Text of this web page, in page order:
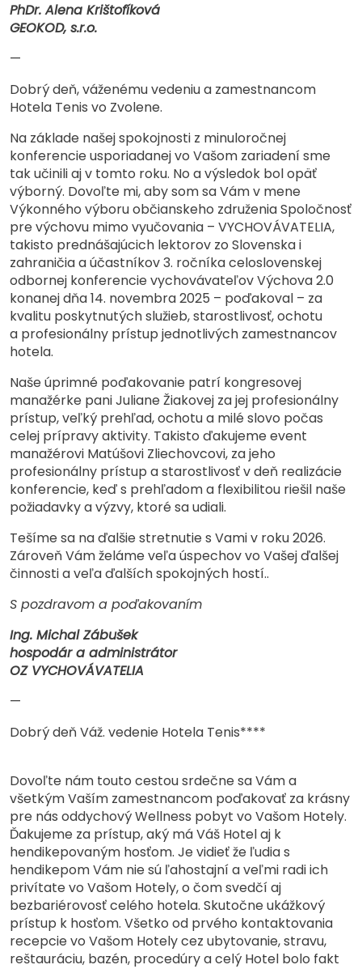
PhDr. Alena Krištofíková
GEOKOD, s.r.o.
—
Dobrý deň, váženému vedeniu a zamestnancom
Hotela Tenis vo Zvolene.
Na základe našej spokojnosti z minuloročnej
konferencie usporiadanej vo Vašom zariadení sme
tak učinili aj v tomto roku. No a výsledok bol opäť
výborný. Dovoľte mi, aby som sa Vám v mene
Výkonného výboru občianskeho združenia Spoločnosť
pre výchovu mimo vyučovania – VYCHOVÁVATELIA,
takisto prednášajúcich lektorov zo Slovenska i
zahraničia a účastníkov 3. ročníka celoslovenskej
odbornej konferencie vychovávateľov Výchova 2.0
konanej dňa 14. novembra 2025 – poďakoval – za
kvalitu poskytnutých služieb, starostlivosť, ochotu
a profesionálny prístup jednotlivých zamestnancov
hotela.
Naše úprimné poďakovanie patrí kongresovej
manažérke pani Juliane Žiakovej za jej profesionálny
prístup, veľký prehľad, ochotu a milé slovo počas
celej prípravy aktivity. Takisto ďakujeme event
manažérovi Matúšovi Zliechovcovi, za jeho
profesionálny prístup a starostlivosť v deň realizácie
konferencie, keď s prehľadom a flexibilitou riešil naše
požiadavky a výzvy, ktoré sa udiali.
Tešíme sa na ďalšie stretnutie s Vami v roku 2026.
Zároveň Vám želáme veľa úspechov vo Vašej ďalšej
činnosti a veľa ďalších spokojných hostí..
S pozdravom a poďakovaním
Ing. Michal Zábušek
hospodár a administrátor
OZ VYCHOVÁVATELIA
—
Dobrý deň Váž. vedenie Hotela Tenis****
Dovoľte nám touto cestou srdečne sa Vám a
všetkým Vaším zamestnancom poďakovať za krásny
pre nás oddychový Wellness pobyt vo Vašom Hotely.
Ďakujeme za prístup, aký má Váš Hotel aj k
hendikepovaným hosťom. Je vidieť že ľudia s
hendikepom Vám nie sú ľahostajní a veľmi radi ich
privítate vo Vašom Hotely, o čom svedčí aj
bezbariérovosť celého hotela. Skutočne ukážkový
prístup k hosťom. Všetko od prvého kontaktovania
recepcie vo Vašom Hotely cez ubytovanie, stravu,
reštauráciu, bazén, procedúry a celý Hotel bolo fakt